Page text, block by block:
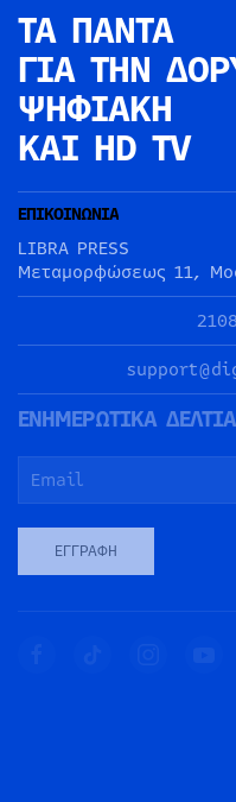
ΤΑ ΠΑΝΤΑ
ΓΙΑ ΤΗΝ
ΨΗΦΙΑΚΗ
ΚΑΙ HD TV
ΕΠΙΚΟΙΝΩΝΙΑ
LIBRA PRESS
Μεταμορφώσεως 11,
ΕΝΗΜΕΡΩΤΙΚΑ ΔΕΛΤΙΑ
ΕΓΓΡΑΦΉ